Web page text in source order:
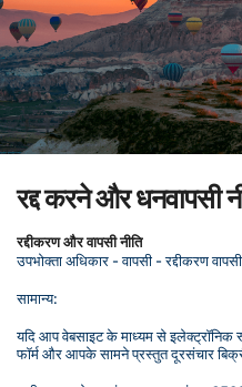
रद्द करने और धनवापसी
रद्दीकरण और वापसी नीति
उपभोक्ता अधिकार - वापसी - रद्दीकरण
सामान्य:
यदि आप वेबसाइट के माध्यम से
फॉर्म और आपके सामने प्रस्तुत दूरसंचार